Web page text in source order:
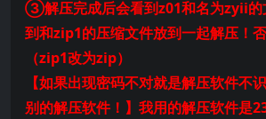
③解压完成后会看到z01和名为zyii的
到和zip1的压缩文件放到一起解压！
（zip1改为zip）
【如果出现密码不对就是解压软件不
别的解压软件！】我用的解压软件是